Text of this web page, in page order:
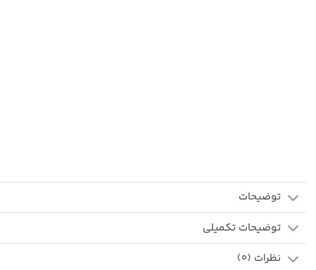
توضیحات
توضیحات تکمیلی
نظرات (0)